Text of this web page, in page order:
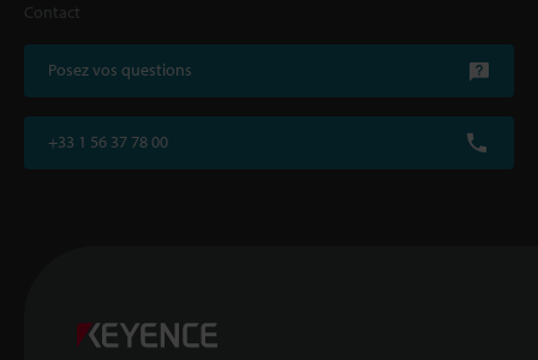
Contact
Posez vos questions
+33 1 56 37 78 00